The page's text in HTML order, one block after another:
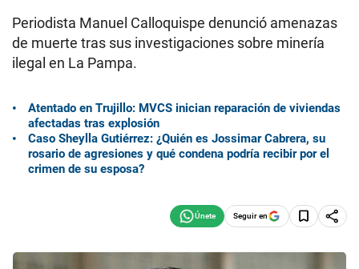
Periodista Manuel Calloquispe denunció amenazas
de muerte tras sus investigaciones sobre minería
ilegal en La Pampa.
Atentado en Trujillo: MVCS inician reparación de viviendas
afectadas tras explosión
Caso Sheylla Gutiérrez: ¿Quién es Jossimar Cabrera, su
rosario de agresiones y qué condena podría recibir por el
crimen de su esposa?
Seguir en